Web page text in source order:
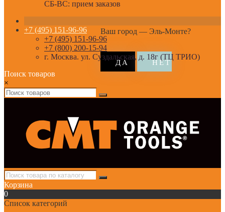
СБ-ВС: прием заказов
Ваш город — Эль-Монте?
+7 (495) 151-96-96
+7 (495) 151-96-96
+7 (800) 200-15-94
г. Москва. ул. Суздальская, д. 18г (ТЦ ТРИО)
Поиск товаров
×
Корзина
0
Список категорий